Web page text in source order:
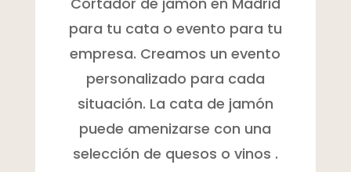
para tu cata o evento para tu
empresa. Creamos un evento
personalizado para cada
situación. La cata de jamón
puede amenizarse con una
selección de quesos o vinos .